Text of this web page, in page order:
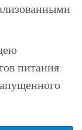
питания